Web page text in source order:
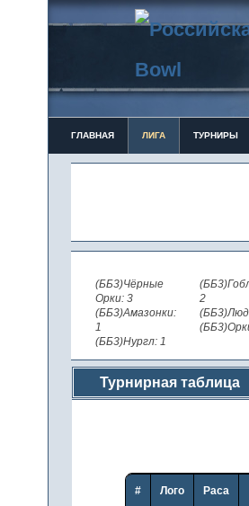
ГЛАВНАЯ ЛИГА ТУРНИРЫ
(ББ3)Чёрные
Орки: 3
(ББ3)Амазонки:
1
(ББ3)Нургл: 1
2
Турнирная таблица
# Лого Раса